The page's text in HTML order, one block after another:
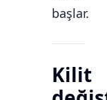
başlar.
Kilit